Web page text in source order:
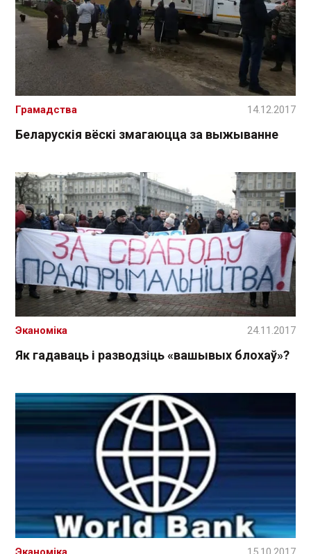
Беларускія вёскі змагаюцца за выжыванне
Грамадства 14.12.2017
Як гадаваць і разводзіць «вашывых блохаў»?
Эканоміка 24.11.2017